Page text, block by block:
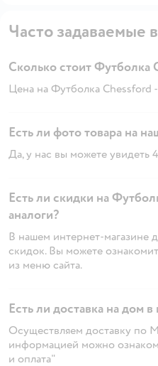
Часто задаваемые
Сколько стоит Футболка
Цена на Футболка Chessford
Есть ли фото товара на
Да, у нас вы можете увидеть
Есть ли скидки на
аналоги?
В нашем интернет-магазине
скидок. Вы можете
из меню сайта.
Есть ли доставка на дом
Осуществляем доставку по
информацией можно
и оплата"